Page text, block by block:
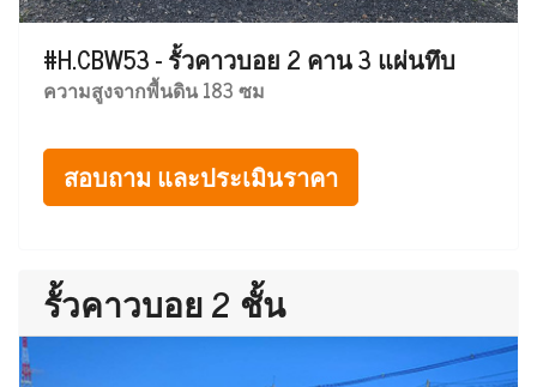
#H.CBW53 - รั้วคาวบอย 2 คาน 3 แผ่นทึบ
ความสูงจากพื้นดิน 183 ซม
สอบถาม และประเมินราคา
รั้วคาวบอย 2 ชั้น